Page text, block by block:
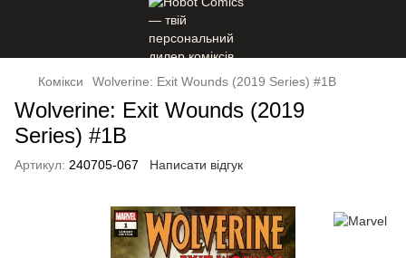
Комікси Wolverine: Exit Wounds (2019 Series) #1B
Wolverine: Exit Wounds (2019
Series) #1B
Артикул: 240705-067 Написати відгук